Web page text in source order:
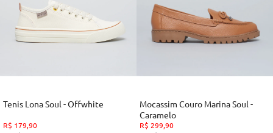
Tenis Lona Soul - Offwhite
R$ 179,90
Mocassim Couro Marina Soul -
Caramelo
R$ 299,90